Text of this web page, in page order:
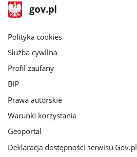
stopka
gov.pl
Strona
gov.pl
gov.pl
Polityka cookies
Służba cywilna
Profil zaufany
BIP
Prawa autorskie
Warunki korzystania
Geoportal
Deklaracja dostępności serwisu Gov.pl